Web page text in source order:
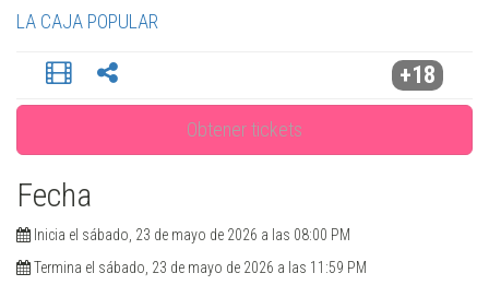
LA CAJA POPULAR
+18
Obtener tickets
Fecha
Inicia el sábado, 23 de mayo de 2026 a las 08:00 PM
Termina el sábado, 23 de mayo de 2026 a las 11:59 PM